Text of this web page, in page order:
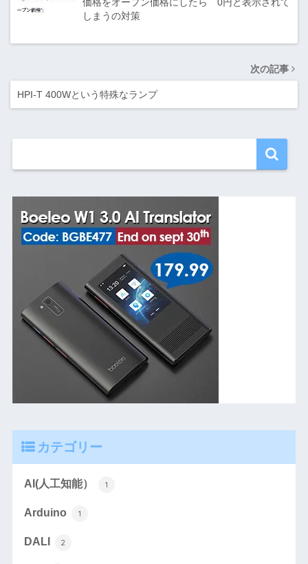
しまうの対策
次の記事
HPI-T 400Wという特殊なランプ
カテゴリー
AI(人工知能） 1
Arduino 1
DALI 2